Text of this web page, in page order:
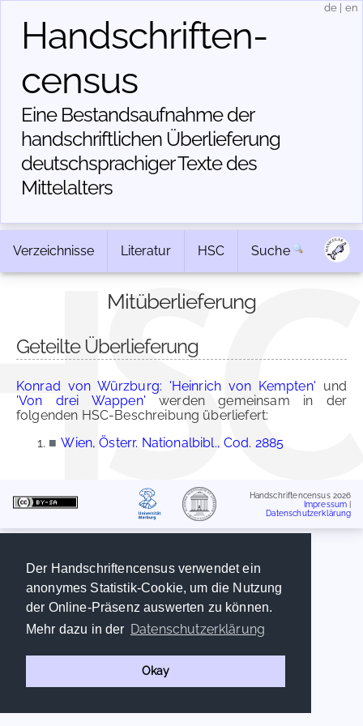
Der Handschriftencensus verwendet ein
anonymes Statistik-Cookie, um die Nutzung
der Online-Präsenz auswerten zu können.
Mehr dazu in der Datenschutzerklärung
Okay
Handschriften­
census
Eine Bestandsaufnahme der
handschriftlichen Über­lieferung
deutschsprachiger Texte des
Mittelalters
de en
Verzeichnisse Literatur HSC Suche
Mitüberlieferung
Geteilte Überlieferung
Konrad von Würzburg: 'Heinrich von Kempten' und
'Von drei Wappen' werden gemeinsam in der
folgenden HSC-Beschreibung überliefert:
■ Wien, Österr. Nationalbibl., Cod. 2885
Handschriftencensus 2026
Impressum
Datenschutzerklärung